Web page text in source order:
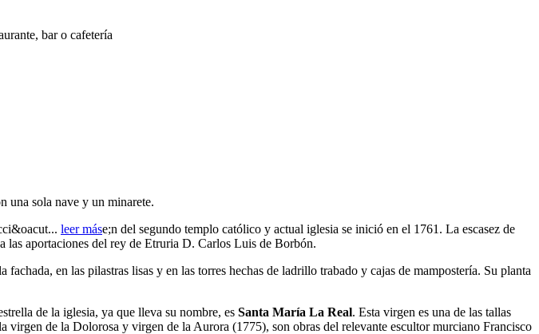
una sola nave y un minarete.
... leer máse;n del segundo templo católico y actual iglesia se inició en el 1761. La escasez de
las aportaciones del rey de Etruria D. Carlos Luis de Borbón.
en las pilastras lisas y en las torres hechas de ladrillo trabado y cajas de mampostería. Su planta
de la iglesia, ya que lleva su nombre, es Santa María La Real. Esta virgen es una de las tallas
de la Dolorosa y virgen de la Aurora (1775), son obras del relevante escultor murciano Francisco